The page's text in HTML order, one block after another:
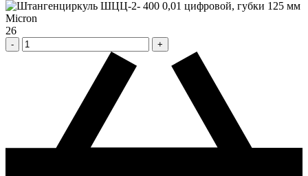
26